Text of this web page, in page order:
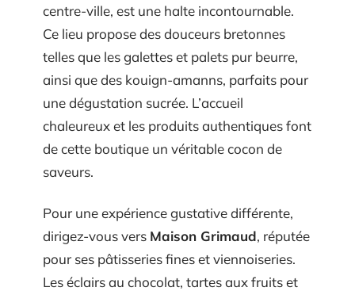
centre-ville, est une halte incontournable.
Ce lieu propose des douceurs bretonnes
telles que les galettes et palets pur beurre,
ainsi que des kouign-amanns, parfaits pour
une dégustation sucrée. L’accueil
chaleureux et les produits authentiques font
de cette boutique un véritable cocon de
saveurs.
Pour une expérience gustative différente,
dirigez-vous vers Maison Grimaud, réputée
pour ses pâtisseries fines et viennoiseries.
Les éclairs au chocolat, tartes aux fruits et